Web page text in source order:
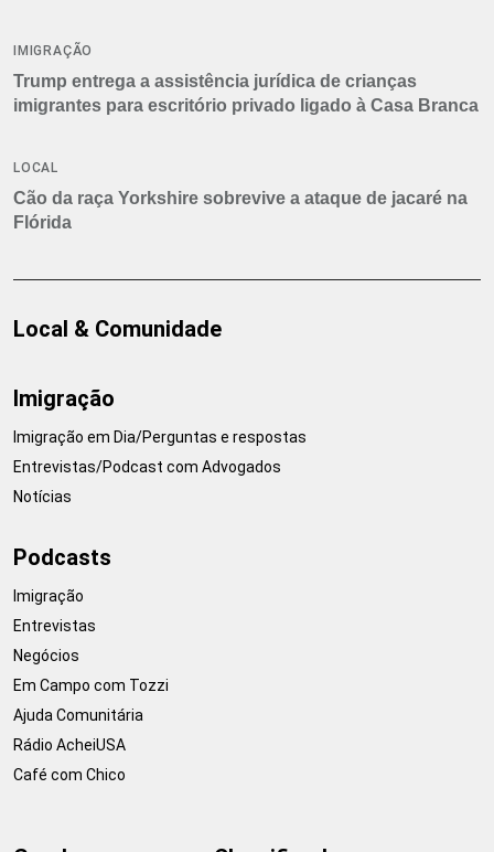
IMIGRAÇÃO
Trump entrega a assistência jurídica de crianças
imigrantes para escritório privado ligado à Casa Branca
LOCAL
Cão da raça Yorkshire sobrevive a ataque de jacaré na
Flórida
Local & Comunidade
Imigração
Imigração em Dia/Perguntas e respostas
Entrevistas/Podcast com Advogados
Notícias
Podcasts
Imigração
Entrevistas
Negócios
Em Campo com Tozzi
Ajuda Comunitária
Rádio AcheiUSA
Café com Chico